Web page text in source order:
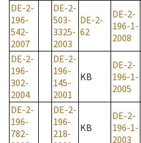
DE-2-
196-
542-
2007
DE-2-
503-
3325-
2003
DE-2-
62
DE-2-
196-1-
2008
DE-2-
196-
302-
2004
DE-2-
196-
145-
2001
KB
DE-2-
196-1-
2005
DE-2-
196-
782-
DE-2-
196-
218-
KB
DE-2-
196-1-
2003